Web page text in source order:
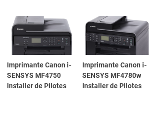
Imprimante Canon i-
SENSYS MF4750
Installer de Pilotes
Imprimante Canon i-
SENSYS MF4780w
Installer de Pilotes